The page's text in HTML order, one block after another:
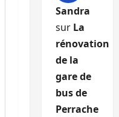
Sandra
sur La
rénovation
de la
gare de
bus de
Perrache